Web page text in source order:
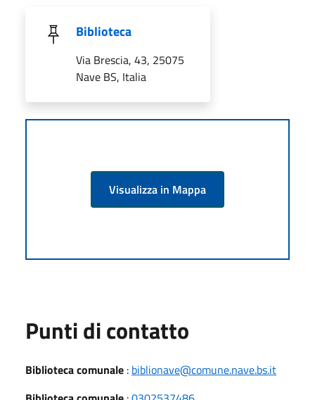
Biblioteca
Via Brescia, 43, 25075
Nave BS, Italia
Visualizza in Mappa
Punti di contatto
Biblioteca comunale : biblionave@comune.nave.bs.it